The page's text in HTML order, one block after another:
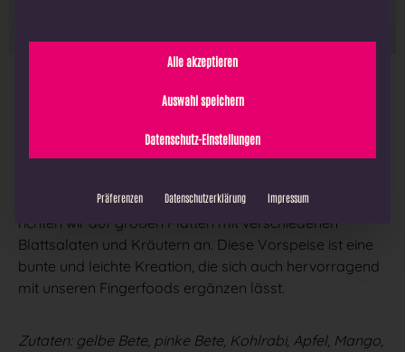
Unser Gemüse-Carpaccio besteht aus fein gehobelter
mit Blutorangenöl und Thymian eingelegt. Wir servieren
unser Carpaccio mit einer cremigen Cashewsauce,
knusprigen Tomaten-Crackern. Die bunte Variation
richten wir auf großen Platten mit verschiedenen
Blattsalaten und Kräutern an. Diese Vorspeise ist eine
bunte und leichte Kreation, die sich auch hervorragend
mit unseren Fingerfoods ergänzen lässt.
Zutaten: gelbe Bete, pinke Bete, Kohlrabi, Apfel, Mango,
Alle akzeptieren
Auswahl speichern
Datenschutz-Einstellungen
Präferenzen Datenschutzerklärung Impressum